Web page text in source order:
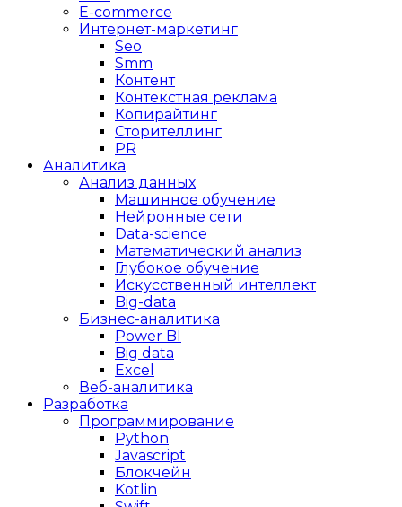
E-сommerce
Интернет-маркетинг
Seo
Smm
Контент
Контекстная реклама
Копирайтинг
Сторителлинг
PR
Аналитика
Анализ данных
Машинное обучение
Нейронные сети
Data-science
Математический анализ
Глубокое обучение
Искусственный интеллект
Big-data
Бизнес-аналитика
Power BI
Big data
Excel
Веб-аналитика
Разработка
Программирование
Python
Javascript
Блокчейн
Kotlin